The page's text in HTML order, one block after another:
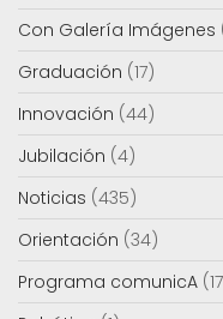
Con Galería Imágenes
Graduación (17)
Innovación (44)
Jubilación (4)
Noticias (435)
Orientación (34)
Programa comunicA